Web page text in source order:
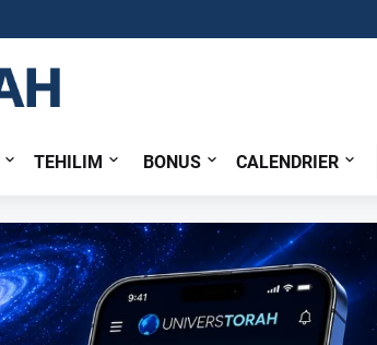
TEHILIM BONUS CALENDRIER